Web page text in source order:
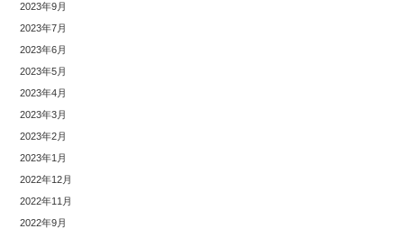
2023年9月
2023年7月
2023年6月
2023年5月
2023年4月
2023年3月
2023年2月
2023年1月
2022年12月
2022年11月
2022年9月